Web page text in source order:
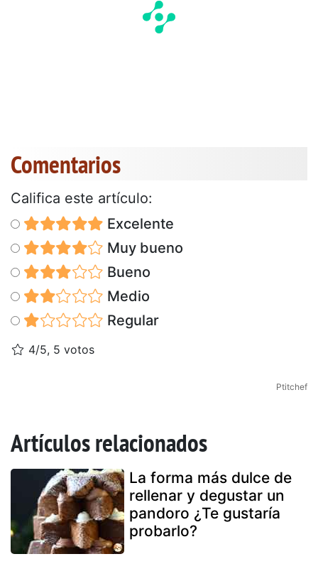
Comentarios
Califica este artículo:
Excelente
Muy bueno
Bueno
Medio
Regular
4/5, 5 votos
Ptitchef
Artículos relacionados
La forma más dulce de
rellenar y degustar un
pandoro ¿Te gustaría
probarlo?